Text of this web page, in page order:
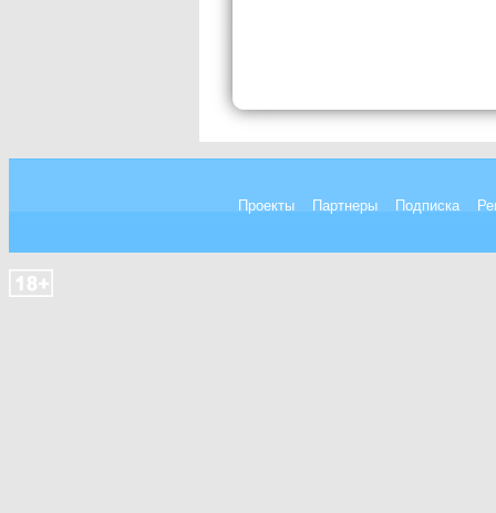
Проекты Партнеры Подписка